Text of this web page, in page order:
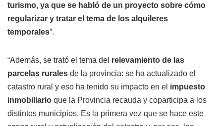
turismo, ya que se habló de un proyecto sobre cómo
regularizar y tratar el tema de los alquileres
temporales”.
“Además, se trató el tema del relevamiento de las
parcelas rurales de la provincia: se ha actualizado el
catastro rural y eso ha tenido su impacto en el impuesto
inmobiliario que la Provincia recauda y coparticipa a los
distintos municipios. Es la primera vez que se hace este